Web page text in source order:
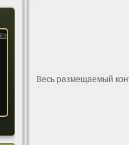
Весь размещаемый